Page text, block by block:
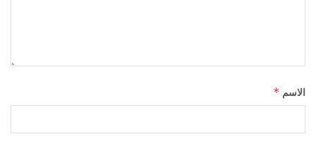
الاسم*